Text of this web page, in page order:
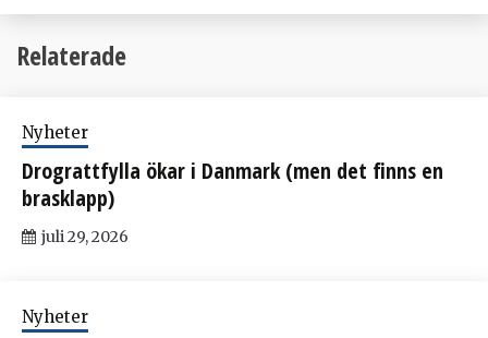
Relaterade
Nyheter
Drograttfylla ökar i Danmark (men det finns en
brasklapp)
juli 29, 2026
Nyheter